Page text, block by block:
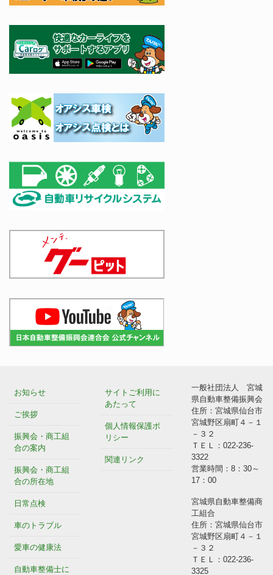
お知らせ
ご挨拶
振興会・商工組
合の案内
振興会・商工組
合の所在地
日常点検
車のトラブル
愛車の健康法
自動車整備士に
サイトご利用に
あたって
個人情報保護ポ
リシー
関連リンク
一般社団法人 宮城
県自動車整備振興会
住所：宮城県仙台市
宮城野区扇町４－１
－３２
ＴＥＬ：022-236-
3322
営業時間：8：30～
17：00
宮城県自動車整備商
工組合
住所：宮城県仙台市
宮城野区扇町４－１
－３２
ＴＥＬ：022-236-
3325